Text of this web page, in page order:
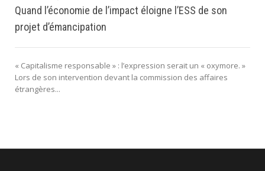
Quand l’économie de l’impact éloigne l’ESS de son
projet d’émancipation
« Capitalisme responsable » : l’expression serait un « oxymore. »
Lors de son intervention devant la commission des affaires
étrangères...